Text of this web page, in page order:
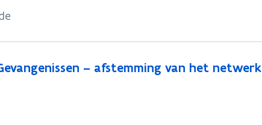
– afstemming van het netwerk